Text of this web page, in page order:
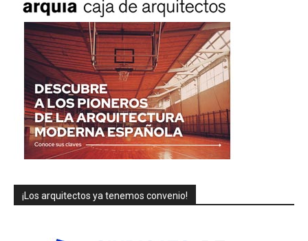
¡Los arquitectos ya tenemos convenio!